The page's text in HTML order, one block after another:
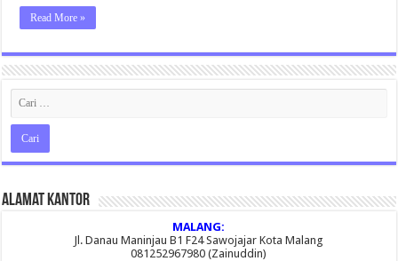
Read More »
Alamat Kantor
MALANG:
Jl. Danau Maninjau B1 F24 Sawojajar Kota Malang
081252967980 (Zainuddin)